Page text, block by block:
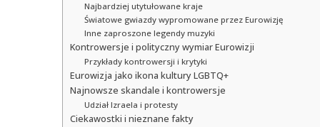
Najbardziej utytułowane kraje
Światowe gwiazdy wypromowane przez Eurowizję
Inne zaproszone legendy muzyki
Kontrowersje i polityczny wymiar Eurowizji
Przykłady kontrowersji i krytyki
Eurowizja jako ikona kultury LGBTQ+
Najnowsze skandale i kontrowersje
Udział Izraela i protesty
Ciekawostki i nieznane fakty